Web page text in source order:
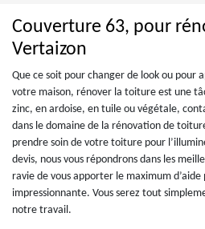
Couverture 63, pour
Vertaizon
Que ce soit pour changer de look ou pour
votre maison, rénover la toiture est une
zinc, en ardoise, en tuile ou végétale,
dans le domaine de la rénovation de
prendre soin de votre toiture pour
devis, nous vous répondrons dans les
ravie de vous apporter le maximum
impressionnante. Vous serez tout
notre travail.